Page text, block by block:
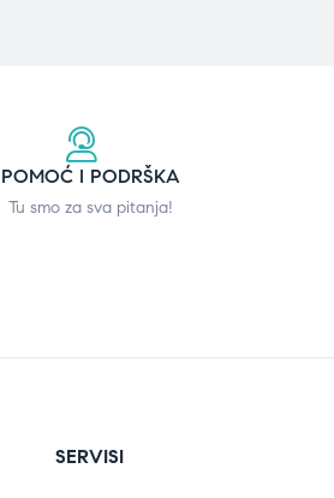
POMOĆ I PODRŠKA
Tu smo za sva pitanja!
SERVISI